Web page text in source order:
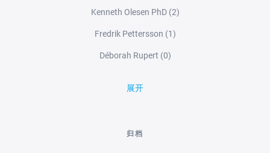
Kenneth Olesen PhD (2)
Fredrik Pettersson (1)
Déborah Rupert (0)
展开
归档